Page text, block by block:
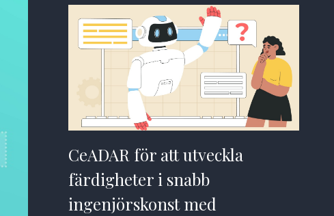
CeADAR för att utveckla
färdigheter i snabb
ingenjörskonst med